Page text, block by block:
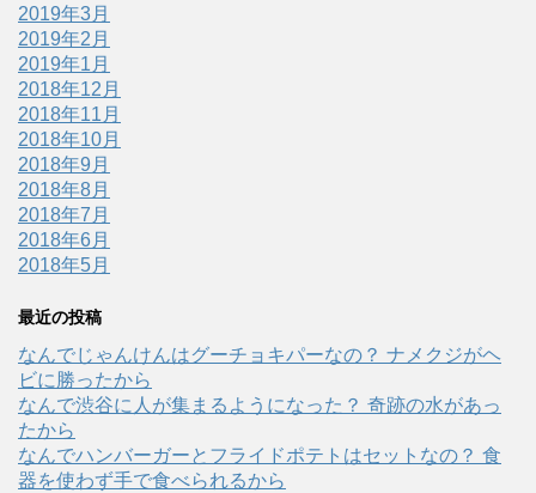
2019年3月
2019年2月
2019年1月
2018年12月
2018年11月
2018年10月
2018年9月
2018年8月
2018年7月
2018年6月
2018年5月
最近の投稿
なんでじゃんけんはグーチョキパーなの？ ナメクジがヘ
ビに勝ったから
なんで渋谷に人が集まるようになった？ 奇跡の水があっ
たから
なんでハンバーガーとフライドポテトはセットなの？ 食
器を使わず手で食べられるから